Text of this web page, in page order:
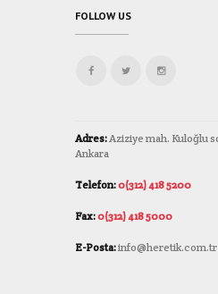
FOLLOW US
Adres: Aziziye mah. Kuloğlu
Ankara
Telefon:0(312) 418 5200
Fax:0(312) 418 5000
E-Posta:info@heretik.com.tr